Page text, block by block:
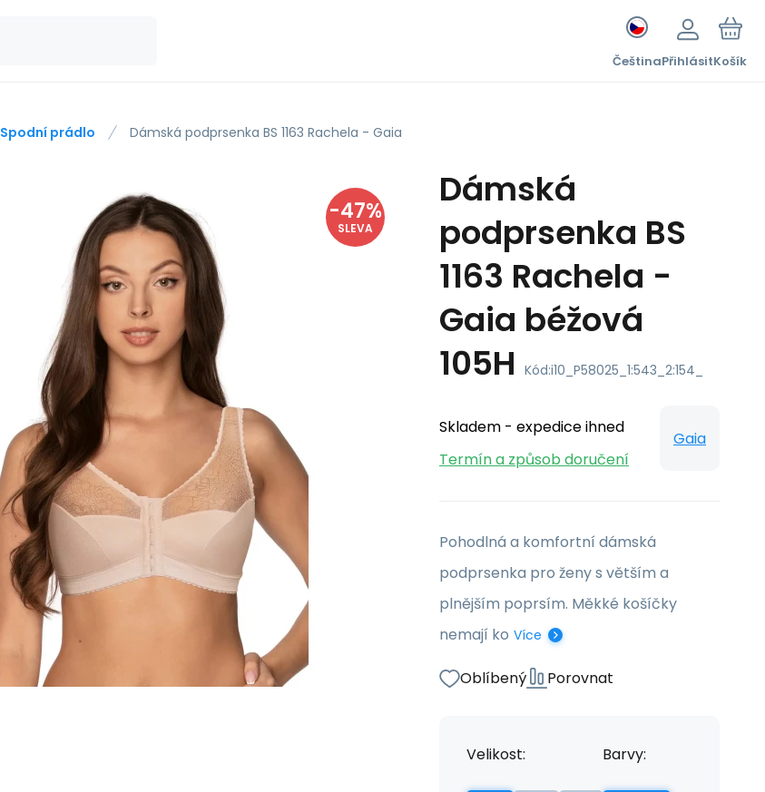
ČeštinaPřihlásitKošík
Spodní prádlo Dámská podprsenka BS 1163 Rachela - Gaia
-47%
SLEVA
Dámská
podprsenka BS
1163 Rachela -
Gaia béžová
105H Kód:i10_P58025_1:543_2:154_
Skladem - expedice ihned
Termín a způsob doručení
Gaia
Pohodlná a komfortní dámská
podprsenka pro ženy s větším a
plnějším poprsím. Měkké košíčky
nemají ko Více
Oblíbený Porovnat
Velikost: Barvy: